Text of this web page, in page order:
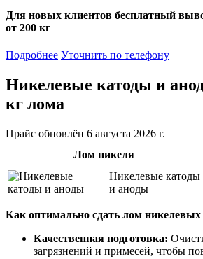
Для новых клиентов бесплатный
от 200 кг
Подробнее Уточнить по телефону
Никелевые катоды и
кг лома
Прайс обновлён 6 августа 2026 г.
Лом никеля
Никелевые катоды
и аноды
Как оптимально сдать лом никелевых
Качественная подготовка:
загрязнений и примесей, чтобы